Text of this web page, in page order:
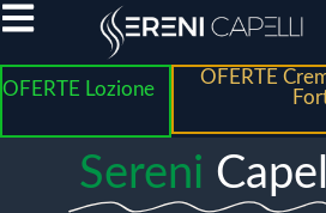
OFERTE Lozione
OFERTE
Sereni